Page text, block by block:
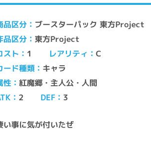
品区分 ブースターパック 東方Project
品区分 東方Project
スト 1 レアリティ C
ード種類 キャラ
性 紅魔郷・主人公・人間
2 DEF 3
い事に気が付いたぜ